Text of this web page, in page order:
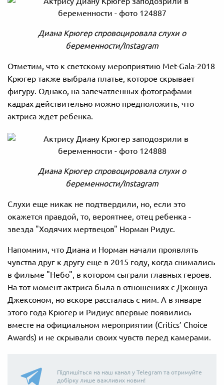
Диана Крюгер спровоцировала слухи о
беременности/Instagram
Отметим, что к светскому мероприятию Met-Gala-2018
Крюгер также выбрала платье, которое скрывает
фигуру. Однако, на запечатленных фотографами
кадрах действительно можно предположить, что
актриса ждет ребенка.
Диана Крюгер спровоцировала слухи о
беременности/Instagram
Слухи еще никак не подтвердили, но, если это
окажется правдой, то, вероятнее, отец ребенка -
звезда "Ходячих мертвецов" Норман Ридус.
Напомним, что Диана и Норман начали проявлять
чувства друг к другу еще в 2015 году, когда снимались
в фильме "Небо", в котором сыграли главных героев.
На тот момент актриса была в отношениях с Джошуа
Джексоном, но вскоре рассталась с ним. А в январе
этого года Крюгер и Ридиус впервые появились
вместе на официальном мероприятии (Critics’ Choice
Awards) и не скрывали своих чувств перед камерами.
Підпишіться на наш канал у Telegram та отримуйте
добірку лише важливих новин!